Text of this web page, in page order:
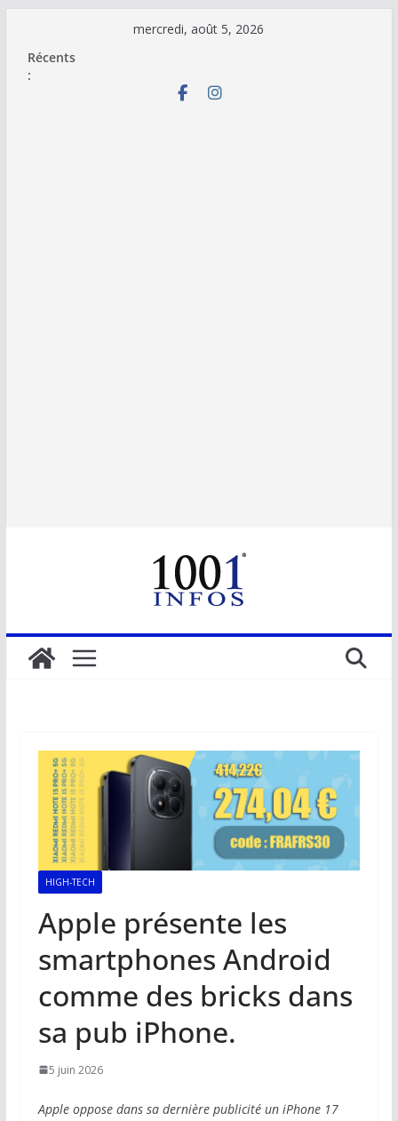
contenu
mercredi, août 5, 2026
Récents
:
HIGH-TECH
Apple présente les
smartphones Android
comme des bricks dans
sa pub iPhone.
5 juin 2026
Apple oppose dans sa dernière publicité un iPhone 17